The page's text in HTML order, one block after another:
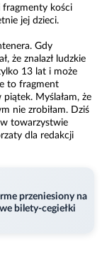
fragmenty kości
jej dzieci.
Gdy
że znalazł ludzkie
13 lat i może
to fragment
Myślałam, że
nie zrobiłam. Dziś
w towarzystwie
dla redakcji
przeniesiony na
bilety-cegiełki